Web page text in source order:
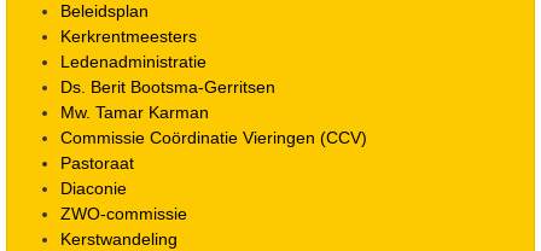
Beleidsplan
Kerkrentmeesters
Ledenadministratie
Ds. Berit Bootsma-Gerritsen
Mw. Tamar Karman
Commissie Coördinatie Vieringen (CCV)
Pastoraat
Diaconie
ZWO-commissie
Kerstwandeling